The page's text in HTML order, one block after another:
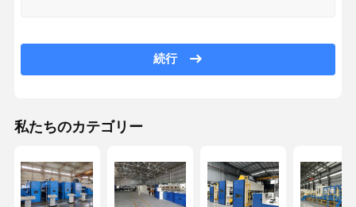
続行
私たちのカテゴリー